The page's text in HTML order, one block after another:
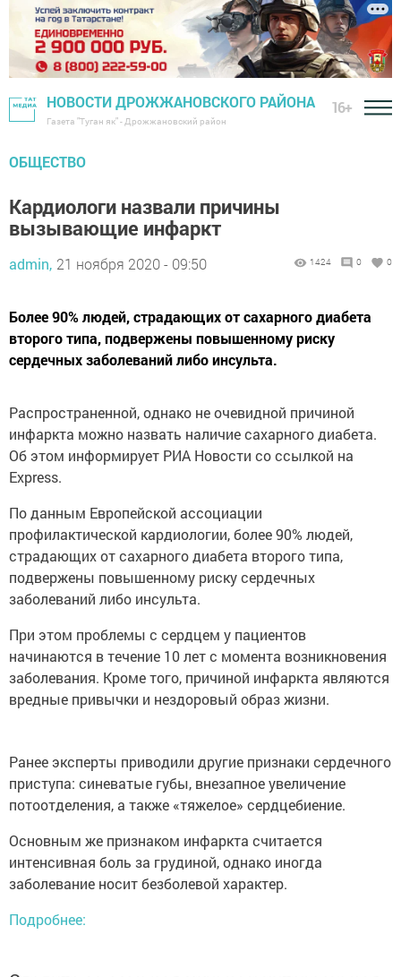
НОВОСТИ ДРОЖЖАНОВСКОГО РАЙОНА
Газета "Туган як" - Дрожжановский район
16+
ОБЩЕСТВО
Кардиологи назвали причины
вызывающие инфаркт
admin, 21 ноября 2020 - 09:50 1424 0 0
Более 90% людей, страдающих от сахарного диабета
второго типа, подвержены повышенному риску
сердечных заболеваний либо инсульта.
Распространенной, однако не очевидной причиной
инфаркта можно назвать наличие сахарного диабета.
Об этом информирует РИА Новости со ссылкой на
Express.
По данным Европейской ассоциации
профилактической кардиологии, более 90% людей,
страдающих от сахарного диабета второго типа,
подвержены повышенному риску сердечных
заболеваний либо инсульта.
При этом проблемы с сердцем у пациентов
начинаются в течение 10 лет с момента возникновения
заболевания. Кроме того, причиной инфаркта являются
вредные привычки и нездоровый образ жизни.
Ранее эксперты приводили другие признаки сердечного
приступа: синеватые губы, внезапное увеличение
потоотделения, а также «тяжелое» сердцебиение.
Основным же признаком инфаркта считается
интенсивная боль за грудиной, однако иногда
заболевание носит безболевой характер.
Подробнее: